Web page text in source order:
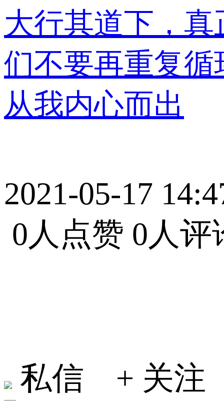
大行其道下，
们不要再重复
从我内心而出
2021-05-17
0人点赞 0人评
私信 + 关注